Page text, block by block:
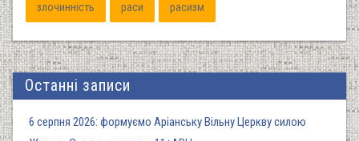
злочинність раси расизм
Останні записи
6 серпня 2026: формуємо Аріанську Вільну Церкву силою